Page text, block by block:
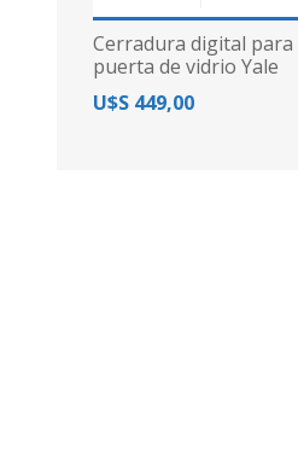
Cerradura digital para
puerta de vidrio Yale
YDG313
U$S 449,00